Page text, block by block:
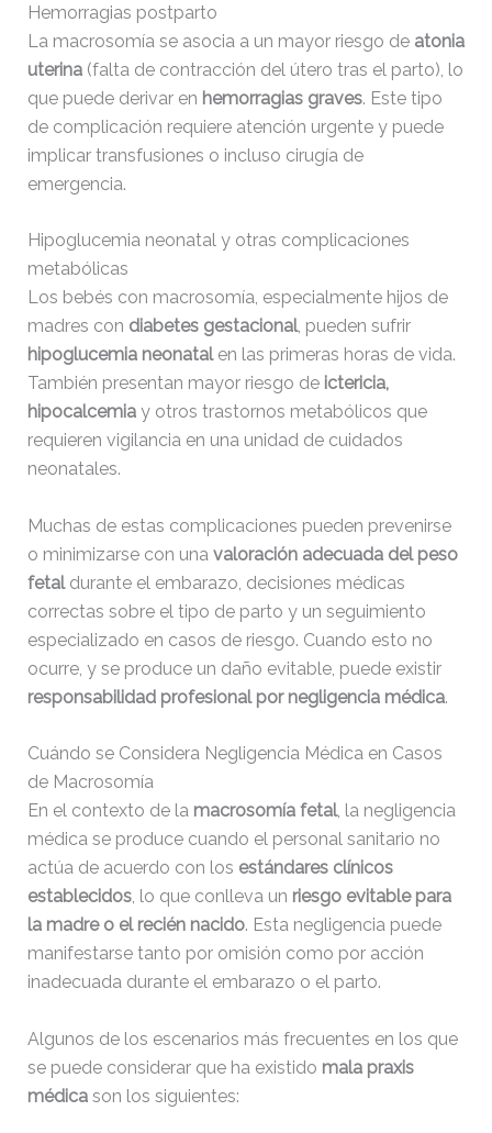
Hemorragias postparto
La macrosomía se asocia a un mayor riesgo de atonia
uterina(falta de contracción del útero tras el parto), lo
que puede derivar en hemorragias graves. Este tipo
de complicación requiere atención urgente y puede
implicar transfusiones o incluso cirugía de
emergencia.
Hipoglucemia neonatal y otras complicaciones
metabólicas
Los bebés con macrosomía, especialmente hijos de
madres con diabetes gestacional, pueden sufrir
hipoglucemia neonatalen las primeras horas de vida.
También presentan mayor riesgo de ictericia,
hipocalcemiay otros trastornos metabólicos que
requieren vigilancia en una unidad de cuidados
neonatales.
Muchas de estas complicaciones pueden prevenirse
o minimizarse con una valoración adecuada del peso
fetaldurante el embarazo, decisiones médicas
correctas sobre el tipo de parto y un seguimiento
especializado en casos de riesgo. Cuando esto no
ocurre, y se produce un daño evitable, puede existir
responsabilidad profesional por negligencia médica.
Cuándo se Considera Negligencia Médica en Casos
de Macrosomía
En el contexto de la macrosomía fetal, la negligencia
médica se produce cuando el personal sanitario no
actúa de acuerdo con los estándares clínicos
establecidos, lo que conlleva un riesgo evitable para
la madre o el recién nacido. Esta negligencia puede
manifestarse tanto por omisión como por acción
inadecuada durante el embarazo o el parto.
Algunos de los escenarios más frecuentes en los que
se puede considerar que ha existido mala praxis
médicason los siguientes: